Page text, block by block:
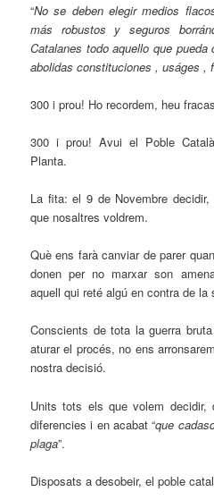
“No se deben elegir medios
más robustos y seguros
Catalanes todo aquello que
abolidas constituciones , uságes ,
300 i prou! Ho recordem, heu
300 i prou! Avui el Poble
Planta.
La fita: el 9 de Novembre
que nosaltres voldrem.
Què ens farà canviar de parer
donen per no marxar son
aquell qui reté algú en contra de la
Conscients de tota la guerra
aturar el procés, no ens
nostra decisió.
Units tots els que volem decidir,
diferencies i en acabat “que
plaga”.
Disposats a desobeir, el poble